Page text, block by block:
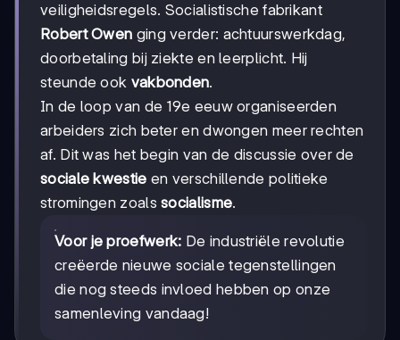
veiligheidsregels. Socialistische fabrikant
Robert Owen ging verder: achtuurswerkdag,
doorbetaling bij ziekte en leerplicht. Hij
steunde ook vakbonden.
In de loop van de 19e eeuw organiseerden
arbeiders zich beter en dwongen meer rechten
af. Dit was het begin van de discussie over de
sociale kwestie en verschillende politieke
stromingen zoalssocialisme.
Voor je proefwerk: De industriële revolutie
creëerde nieuwe sociale tegenstellingen
die nog steeds invloed hebben op onze
samenleving vandaag!